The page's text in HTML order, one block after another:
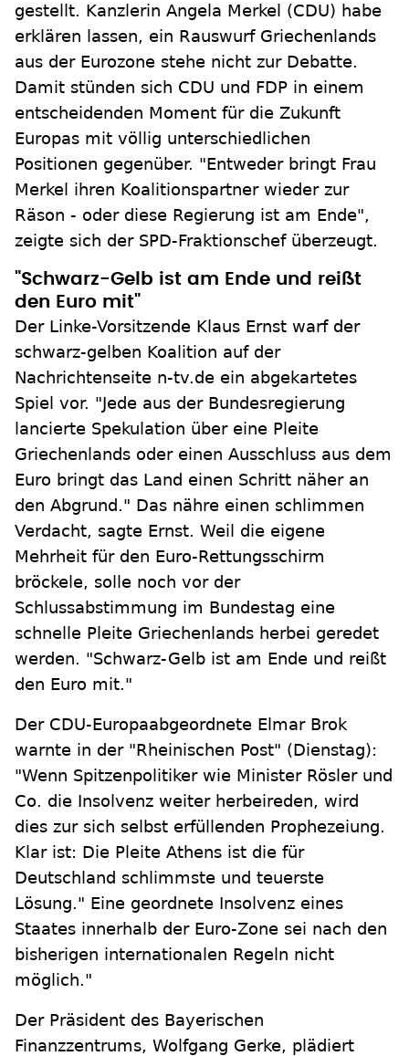
gestellt. Kanzlerin Angela Merkel (CDU) habe
erklären lassen, ein Rauswurf Griechenlands
aus der Eurozone stehe nicht zur Debatte.
Damit stünden sich CDU und FDP in einem
entscheidenden Moment für die Zukunft
Europas mit völlig unterschiedlichen
Positionen gegenüber. "Entweder bringt Frau
Merkel ihren Koalitionspartner wieder zur
Räson - oder diese Regierung ist am Ende",
zeigte sich der SPD-Fraktionschef überzeugt.
"Schwarz-Gelb ist am Ende und reißt
den Euro mit"
Der Linke-Vorsitzende Klaus Ernst warf der
schwarz-gelben Koalition auf der
Nachrichtenseite n-tv.de ein abgekartetes
Spiel vor. "Jede aus der Bundesregierung
lancierte Spekulation über eine Pleite
Griechenlands oder einen Ausschluss aus dem
Euro bringt das Land einen Schritt näher an
den Abgrund." Das nähre einen schlimmen
Verdacht, sagte Ernst. Weil die eigene
Mehrheit für den Euro-Rettungsschirm
bröckele, solle noch vor der
Schlussabstimmung im Bundestag eine
schnelle Pleite Griechenlands herbei geredet
werden. "Schwarz-Gelb ist am Ende und reißt
den Euro mit."
Der CDU-Europaabgeordnete Elmar Brok
warnte in der "Rheinischen Post" (Dienstag):
"Wenn Spitzenpolitiker wie Minister Rösler und
Co. die Insolvenz weiter herbeireden, wird
dies zur sich selbst erfüllenden Prophezeiung.
Klar ist: Die Pleite Athens ist die für
Deutschland schlimmste und teuerste
Lösung." Eine geordnete Insolvenz eines
Staates innerhalb der Euro-Zone sei nach den
bisherigen internationalen Regeln nicht
möglich."
Der Präsident des Bayerischen
Finanzzentrums, Wolfgang Gerke, plädiert